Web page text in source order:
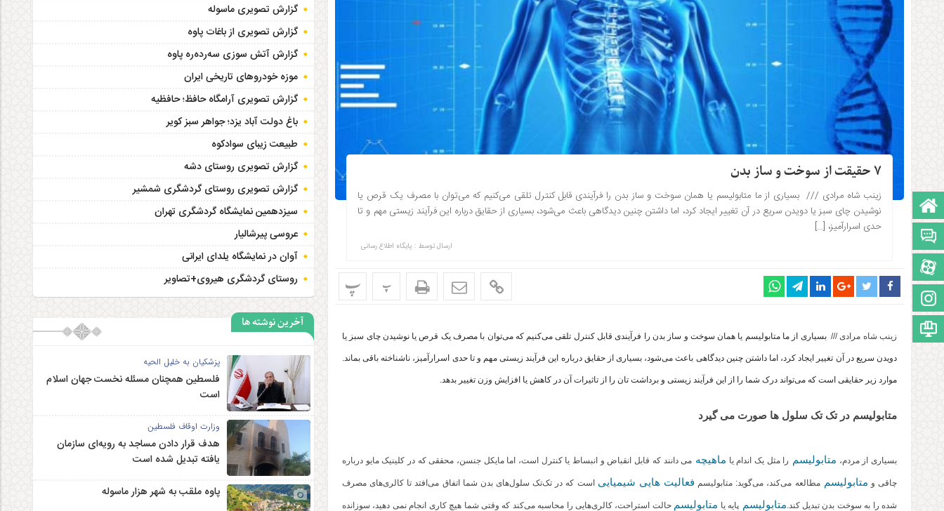
صفحه نخست
اینستاگرام
۷ حقیقت از سوخت و ساز بدن
زینب شاه مرادی /// بسیاری از ما متابولیسم یا همان سوخت و ساز بدن را فرآیندی قابل کنترل تلقی می‌کنیم که می‌توان با مصرف یک قرص یا
نوشیدن چای سبز یا دویدن سریع در آن تغییر ایجاد کرد، ‌اما داشتن چنین دیدگاهی باعث می‌شود، بسیاری از حقایق درباره این فرآیند زیستی مهم و تا
حدی اسرارآمیز، […]
ارسال توسط : پایگاه اطلاع رسانی
پ پ
زینب شاه مرادی ///بسیاری از ما متابولیسم یا همان سوخت و ساز بدن را فرآیندی قابل کنترل تلقی می‌کنیم که می‌توان با مصرف یک قرص یا نوشیدن چای سبز یا
دویدن سریع در آن تغییر ایجاد کرد، ‌اما داشتن چنین دیدگاهی باعث می‌شود، بسیاری از حقایق درباره این فرآیند زیستی مهم و تا حدی اسرارآمیز، ناشناخته باقی بماند.
موارد زیر حقایقی است که می‌تواند درک شما را از این فرآیند زیستی و برداشت تان را از تاثیرات آن در کاهش یا افزایش وزن تغییر بدهد.
متابولیسم در تک‌ تک سلول‌ ها صورت می‌ گیرد
بسیاری از مردم، متابولیسم را مثل یک اندام یا ماهیچه می‌ دانند که قابل انقباض و انبساط یا کنترل است، اما مایکل جنسن، محققی که در کلینیک مایو درباره
چاقی و متابولیسممطالعه می‌کند، می‌گوید: متابولیسم فعالیت‌ هایی شیمیایی است که در تک‌تک سلول‌های بدن شما اتفاق می‌افتد تا کالری‌های مصرف
شده را به سوخت بدن تبدیل کند.متابولیسم پایه یا متابولیسم حالت استراحت، کالری‌هایی را محاسبه می‌کند که وقتی شما هیچ کاری انجام نمی‌ دهید، سوزانده
گزارش تصویری ماسوله
گزارش تصویری از باغات پاوه
گزارش آتش سوزی سەردەرە پاوه
موزه خودروهای تاریخی ایران
گزارش تصویری آرامگاه حافظ؛ حافظیه‎
باغ دولت آباد یزد؛ جواهر سبز کویر
طبیعت زیبای سوادکوه
گزارش تصویری روستای دشه
گزارش تصویری روستای گردشگری شمشیر
سیزدهمین نمایشگاه گردشگری تهران
عروسی پیرشالیار
آوان در نمایشگاه یلدای ایرانی
روستای گردشگری هیروی+تصاویر
آخرین نوشته ها
پزشکیان به خلیل الحیه
فلسطین همچنان مسئله نخست جهان اسلام
است
وزارت اوقاف فلسطین
هدف قرار دادن مساجد به رویه‌ای سازمان‌
یافته تبدیل شده است
پاوه ملقب به شهر هزار ماسوله